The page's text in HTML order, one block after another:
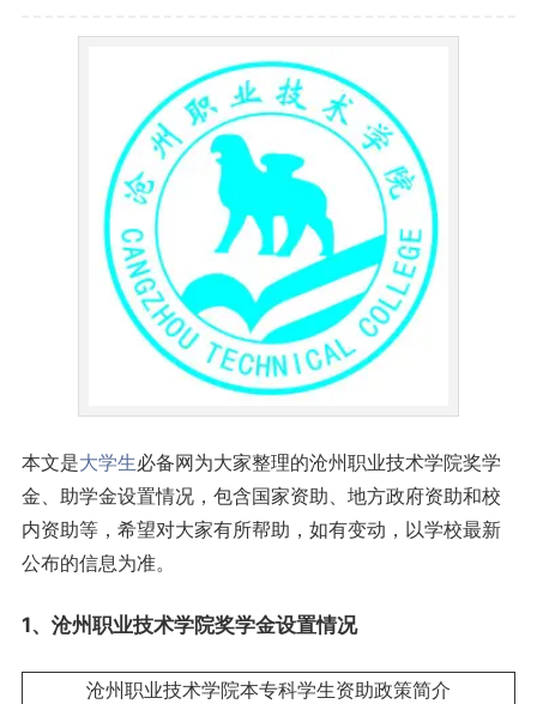
本文是大学生必备网为大家整理的沧州职业技术学院奖学
金、助学金设置情况，包含国家资助、地方政府资助和校
内资助等，希望对大家有所帮助，如有变动，以学校最新
公布的信息为准。
1、沧州职业技术学院奖学金设置情况
沧州职业技术学院本专科学生资助政策简介